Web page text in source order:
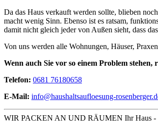
Da das Haus verkauft werden sollte, blieben
macht wenig Sinn. Ebenso ist es ratsam,
damit nicht gleich jeder von Außen sieht, dass
Von uns werden alle Wohnungen, Häuser,
Wenn auch Sie vor so einem Problem
Telefon: 0681 76180658
E-Mail: info@haushaltsaufloesung-
WIR PACKEN AN UND RÄUMEN Ihr Haus -